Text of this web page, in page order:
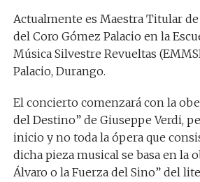
Actualmente es Maestra Titular
del Coro Gómez Palacio en la
Música Silvestre Revueltas
Palacio, Durango.
El concierto comenzará con la
del Destino” de Giuseppe Verdi,
inicio y no toda la ópera que
dicha pieza musical se basa en la
Álvaro o la Fuerza del Sino” del